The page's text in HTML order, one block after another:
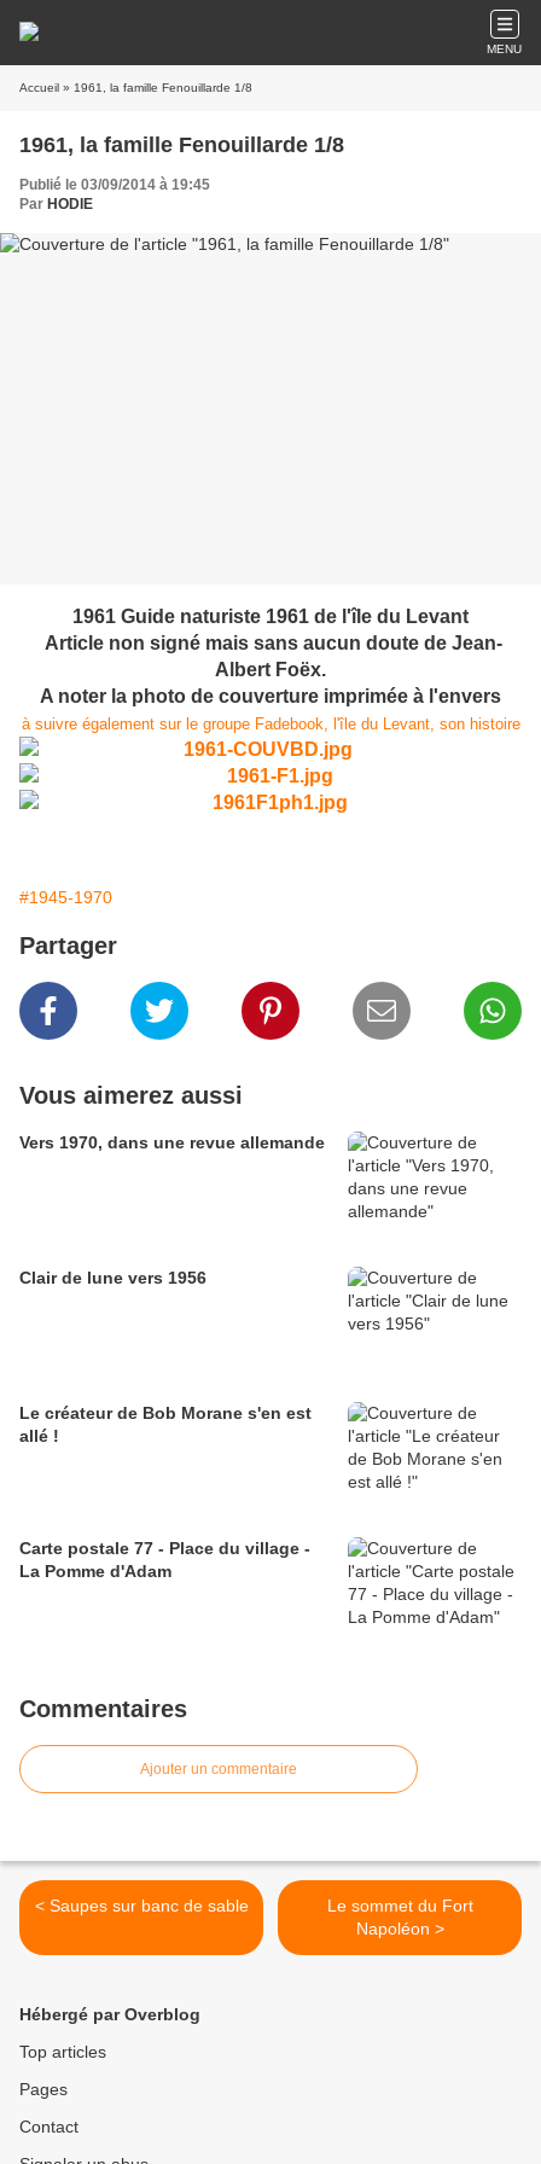
MENU
Accueil » 1961, la famille Fenouillarde 1/8
1961, la famille Fenouillarde 1/8
Publié le 03/09/2014 à 19:45
Par HODIE
1961 Guide naturiste 1961 de l'île du Levant
Article non signé mais sans aucun doute de Jean-
Albert Foëx.
A noter la photo de couverture imprimée à l'envers
à suivre également sur le groupe Fadebook, l'île du Levant, son histoire
#1945-1970
Partager
Vous aimerez aussi
Vers 1970, dans une revue allemande
Clair de lune vers 1956
Le créateur de Bob Morane s'en est
allé !
Carte postale 77 - Place du village -
La Pomme d'Adam
Commentaires
Ajouter un commentaire
< Saupes sur banc de sable
Le sommet du Fort
Napoléon >
Hébergé par Overblog
Top articles
Pages
Contact